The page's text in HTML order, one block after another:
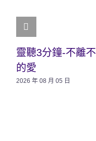
靈聽3分鐘-不離
的愛
2026 年 08 月 05 日